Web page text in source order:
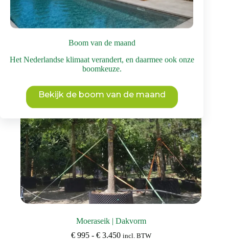
Boom van de maand
Het Nederlandse klimaat verandert, en daarmee ook onze
boomkeuze.
Bekijk de boom van de maand
heeft
meerdere
variaties.
Deze
kan
gekozen
worden
de
productpagina
Moeraseik | Dakvorm
€995 - €3.450Prijsklasse:
incl. BTW